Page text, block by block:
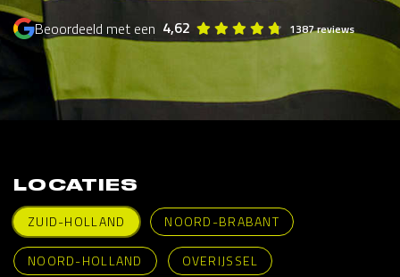
Beoordeeld met een 4,62 1387 reviews
LOCATIES
ZUID-HOLLAND
NOORD-BRABANT
NOORD-HOLLAND OVERIJSSEL